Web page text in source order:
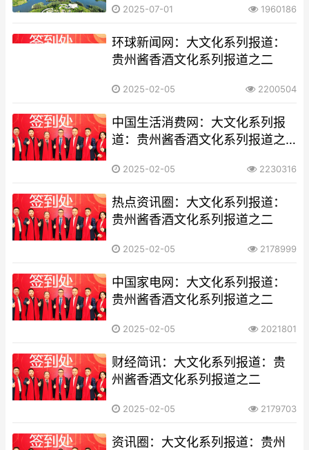
2025-07-01 1960186
环球新闻网：大文化系列报道：
贵州酱香酒文化系列报道之二
2025-02-05 2200504
中国生活消费网：大文化系列报
道：贵州酱香酒文化系列报道之
2025-02-05 2230316
热点资讯圈：大文化系列报道：
贵州酱香酒文化系列报道之二
2025-02-05 2178999
中国家电网：大文化系列报道：
贵州酱香酒文化系列报道之二
2025-02-05 2021801
财经简讯：大文化系列报道：贵
州酱香酒文化系列报道之二
2025-02-05 2179703
资讯圈：大文化系列报道：贵州